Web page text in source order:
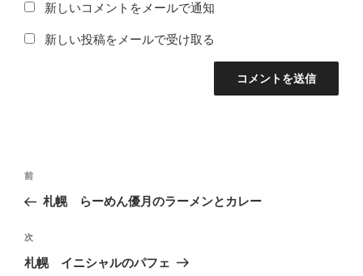
新しいコメントをメールで通知
新しい投稿をメールで受け取る
投
ナ
ビ
ゲ
前
の
稿
前
札幌 らーめん優月のラーメンとカレー
次
の
次
札幌 イニシャルのパフェ